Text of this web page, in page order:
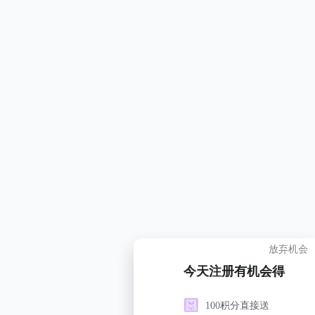
今天注册有机会得
100积分直接送
放弃机会